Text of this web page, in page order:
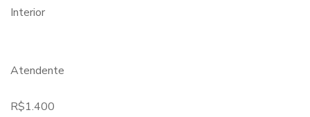
Interior
Atendente
R$1.400